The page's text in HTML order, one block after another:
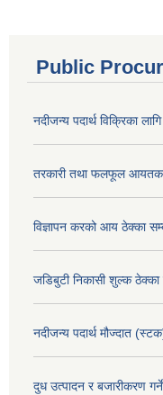
Public
नदीजन्य पदार्थ विक्रिका
तरकारी तथा फलफूल
विज्ञापन करको आय ठेक्का
जडिबुटी निकासी शुल्क ठेक्का
नदीजन्य पदार्थ मौज्दात
दुध उत्पादन र बजारीकरण